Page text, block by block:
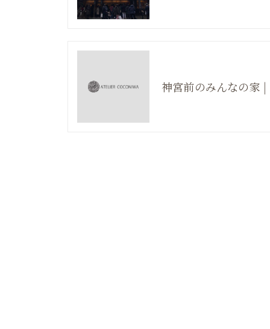
神宮前のみんなの家